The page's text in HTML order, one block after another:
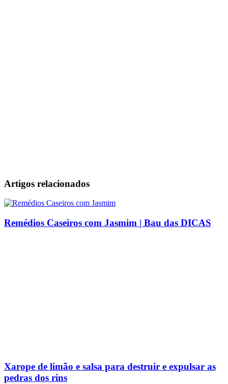
Artigos relacionados
Remédios Caseiros com Jasmim | Bau das DICAS
Xarope de limão e salsa para destruir e expulsar as
pedras dos rins